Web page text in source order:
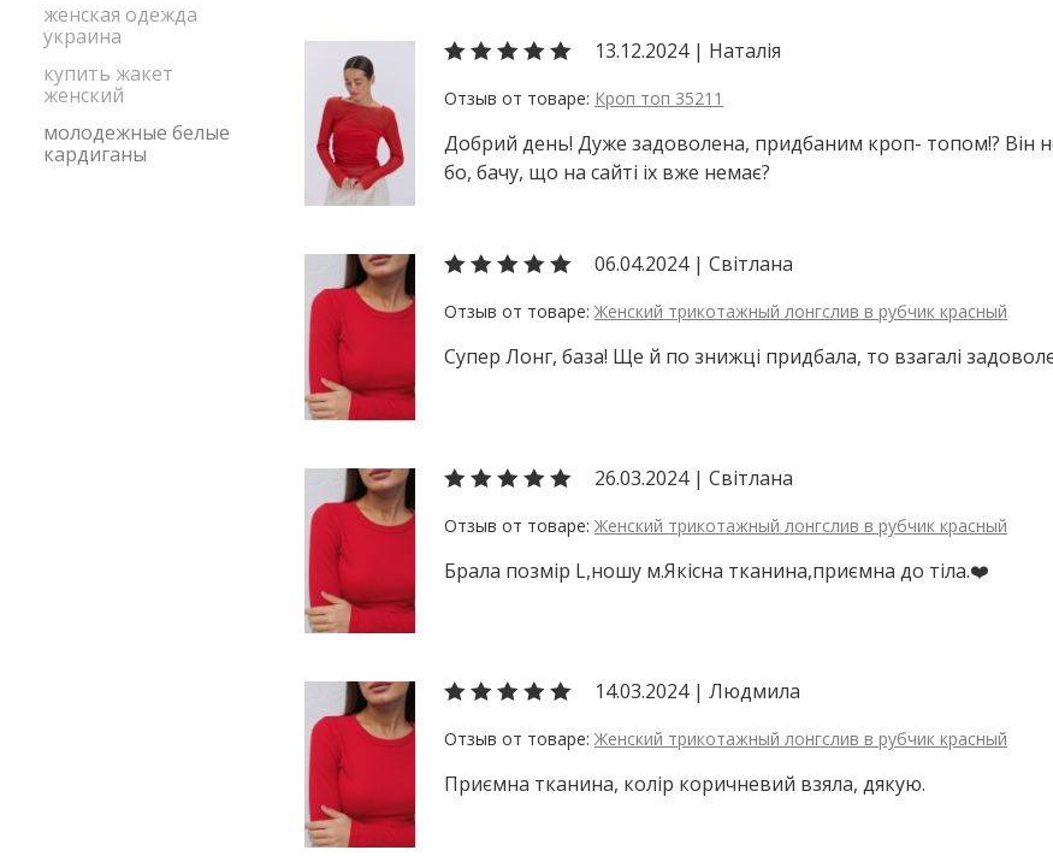
13.12.2024 | Наталія
Кроп топ 35211
Добрий день! Дуже задоволена, придбаним кроп- топом!? Він
бо, бачу, що на сайті іх вже немає?
06.04.2024 | Світлана
Женский трикотажный лонгслив в рубчик красный
Супер Лонг, база! Ще й по знижці придбала, то взагалі
26.03.2024 | Світлана
Женский трикотажный лонгслив в рубчик красный
Брала позмір L,ношу м.Якісна тканина,приємна до тіла.❤️
14.03.2024 | Людмила
Женский трикотажный лонгслив в рубчик красный
Приємна тканина, колір коричневий взяла, дякую.
женская одежда
украина
купить жакет
женский
молодежные белые
кардиганы